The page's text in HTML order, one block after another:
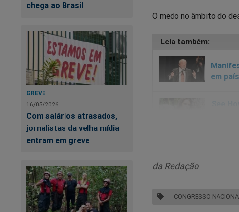
chega ao Brasil
GREVE
16/05/2026
Com salários atrasados,
jornalistas da velha mídia
entram em greve
O medo no âmbito do
em
da Redação
CONGRESSO